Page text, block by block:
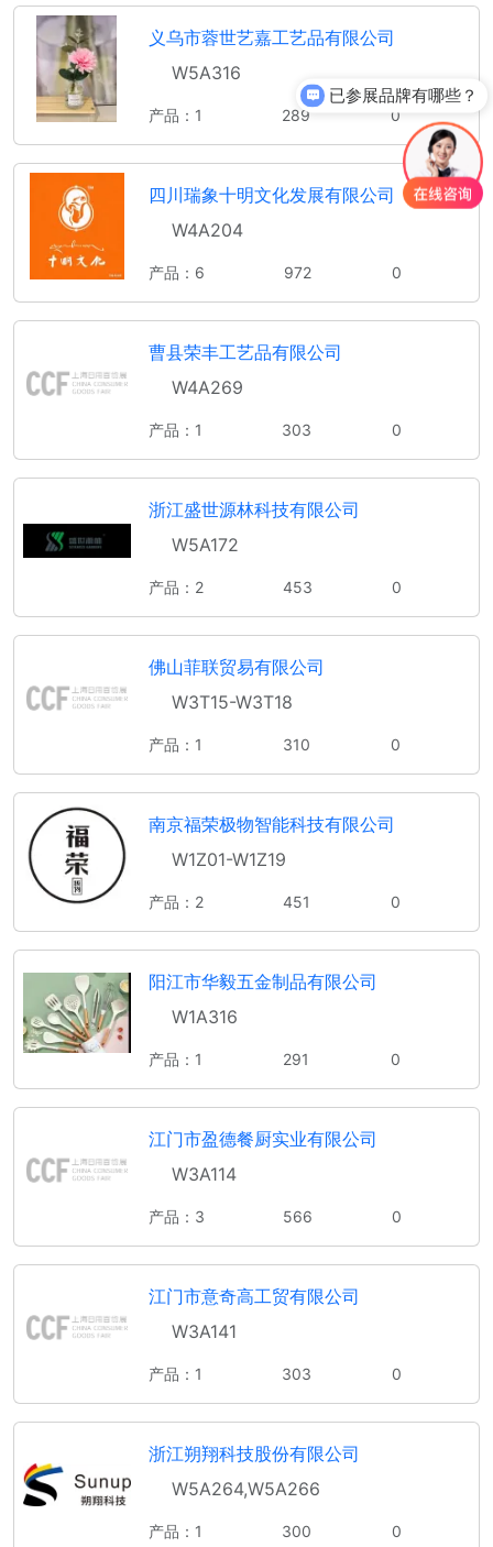
义乌市蓉世艺嘉工艺品有限公司
W5A316
产品：1 289 0
四川瑞象十明文化发展有限公司
W4A204
产品：6 972 0
曹县荣丰工艺品有限公司
W4A269
产品：1 303 0
浙江盛世源林科技有限公司
W5A172
产品：2 453 0
佛山菲联贸易有限公司
W3T15-W3T18
产品：1 310 0
南京福荣极物智能科技有限公司
W1Z01-W1Z19
产品：2 451 0
阳江市华毅五金制品有限公司
W1A316
产品：1 291 0
江门市盈德餐厨实业有限公司
W3A114
产品：3 566 0
江门市意奇高工贸有限公司
W3A141
产品：1 303 0
浙江朔翔科技股份有限公司
W5A264,W5A266
产品：1 300 0
已参展品牌有哪些？
你们是怎么收费的呢？